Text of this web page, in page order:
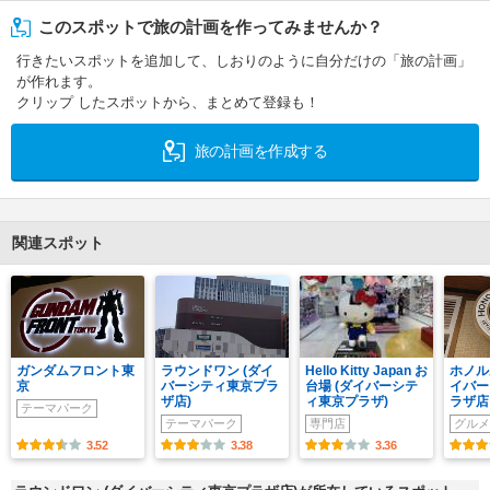
このスポットで旅の計画を作ってみませんか？
行きたいスポットを追加して、しおりのように自分だけの「旅の計画」
が作れます。
クリップ したスポットから、まとめて登録も！
旅の計画を作成する
関連スポット
ガンダムフロント東
京
テーマパーク
3.52
ラウンドワン (ダイ
バーシティ東京プラ
ザ店)
テーマパーク
3.38
Hello Kitty Japan お
台場 (ダイバーシテ
ィ東京プラザ)
専門店
3.36
ホノ
イバ
ラザ店
グル